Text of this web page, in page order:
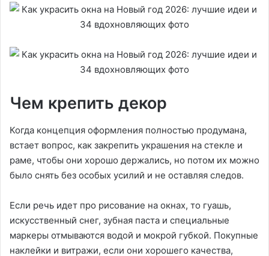
Чем крепить декор
Когда концепция оформления полностью продумана,
встает вопрос, как закрепить украшения на стекле и
раме, чтобы они хорошо держались, но потом их можно
было снять без особых усилий и не оставляя следов.
Если речь идет про рисование на окнах, то гуашь,
искусственный снег, зубная паста и специальные
маркеры отмываются водой и мокрой губкой. Покупные
наклейки и витражи, если они хорошего качества,